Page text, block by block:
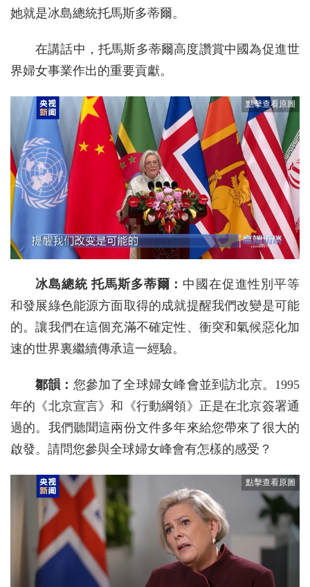
她就是冰島總統托馬斯多蒂爾。
在講話中，托馬斯多蒂爾高度讚賞中國為促進世
界婦女事業作出的重要貢獻。
冰島總統 托馬斯多蒂爾： 中國在促進性別平等
和發展綠色能源方面取得的成就提醒我們改變是可能
的。讓我們在這個充滿不確定性、衝突和氣候惡化加
速的世界裏繼續傳承這一經驗。
鄒韻： 您參加了全球婦女峰會並到訪北京。1995
年的《北京宣言》和《行動綱領》正是在北京簽署通
過的。我們聽聞這兩份文件多年來給您帶來了很大的
啟發。請問您參與全球婦女峰會有怎樣的感受？